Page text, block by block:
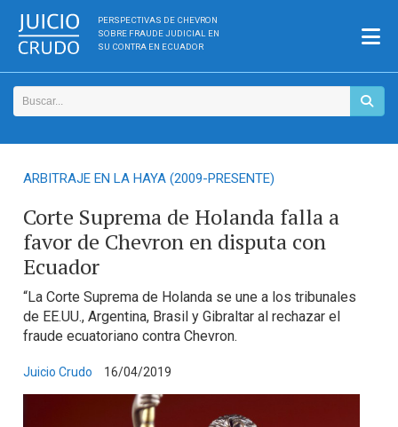
PERSPECTIVAS DE CHEVRON
SOBRE FRAUDE JUDICIAL EN
SU CONTRA EN ECUADOR
ARBITRAJE EN LA HAYA (2009-PRESENTE)
Corte Suprema de Holanda falla a
favor de Chevron en disputa con
Ecuador
“La Corte Suprema de Holanda se une a los tribunales
de EE.UU., Argentina, Brasil y Gibraltar al rechazar el
fraude ecuatoriano contra Chevron.
Juicio Crudo 16/04/2019